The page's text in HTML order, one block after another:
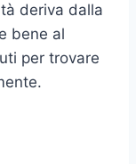
deriva dalla
bene al
per trovare